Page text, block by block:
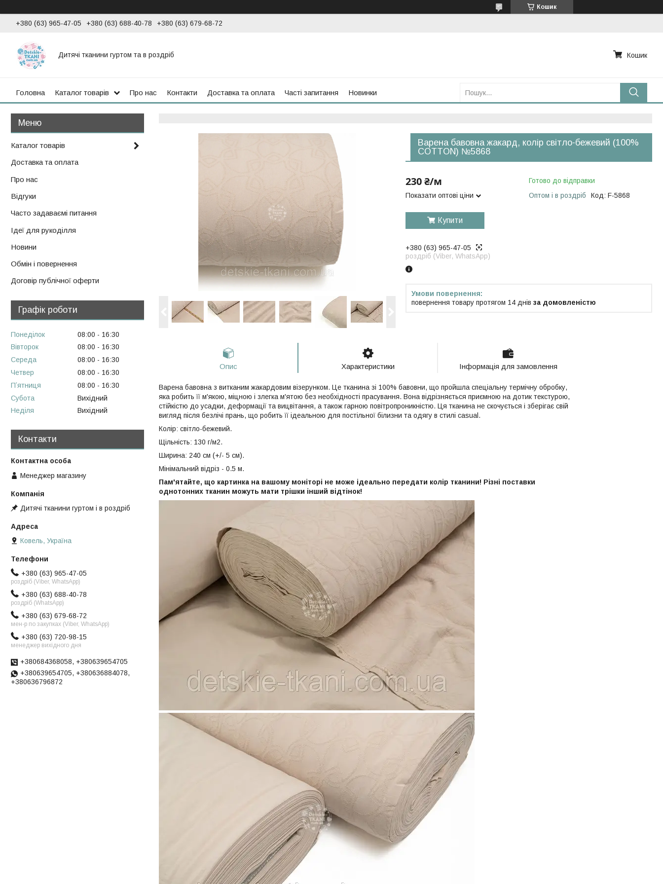
Кошик
+380 (63) 965-47-05 +380 (63) 688-40-78 +380 (63) 679-68-72
Дитячі тканини гуртом та в роздріб Кошик
Головна Каталог товарів Про нас Контакти Доставка та оплата Часті запитання Новинки
Варена бавовна жакард, колір світло-бежевий (100%
COTTON) №5868
230 ₴/м
Показати оптові ціни
Готово до відправки
Оптом і в роздріб
Код: F-5868
Купити
+380 (63) 965-47-05
роздріб (Viber, WhatsApp)
повернення товару протягом 14 днів за домовленістю
Опис Характеристики Інформація для замовлення
Варена бавовна з витканим жакардовим візерунком. Це тканина зі 100% бавовни, що пройшла спеціальну термічну обробку,
яка робить її м'якою, міцною і злегка м'ятою без необхідності прасування. Вона відрізняється приємною на дотик текстурою,
стійкістю до усадки, деформації та вицвітання, а також гарною повітропроникністю. Ця тканина не скочується і зберігає свій
вигляд після безлічі прань, що робить її ідеальною для постільної білизни та одягу в стилі casual.
Колір: світло-бежевий.
Щільність: 130 г/м2.
Ширина: 240 см (+/- 5 см).
Мінімальний відріз - 0.5 м.
Пам'ятайте, що картинка на вашому моніторі не може ідеально передати колір тканини! Різні поставки
однотонних тканин можуть мати трішки інший відтінок!
Каталог товарів
Доставка та оплата
Про нас
Відгуки
Часто задаваємі питання
Ідеї для рукоділля
Новини
Обмін і повернення
Договір публічної оферти
Графік роботи
Понеділок 08:00
16:30
Вівторок
08:00
16:30
Середа
08:00
16:30
Четвер
08:00
16:30
Пʼятниця
08:00
16:30
Субота
Вихідний
Неділя
Вихідний
Контакти
Менеджер магазину
Дитячі тканини гуртом і в роздріб
Ковель, Україна
+380 (63) 965-47-05
роздріб (Viber, WhatsApp)
+380 (63) 688-40-78
роздріб (WhatsApp)
+380 (63) 679-68-72
мен-р по закупках (Viber, WhatsApp)
+380 (63) 720-98-15
менеджер вихідного дня
+380684368058, +380639654705
+380639654705, +380636884078,
+380636796872